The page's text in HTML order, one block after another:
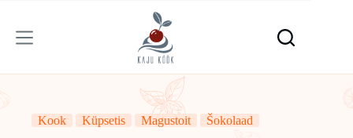
content
Kook Küpsetis Magustoit Šokolaad